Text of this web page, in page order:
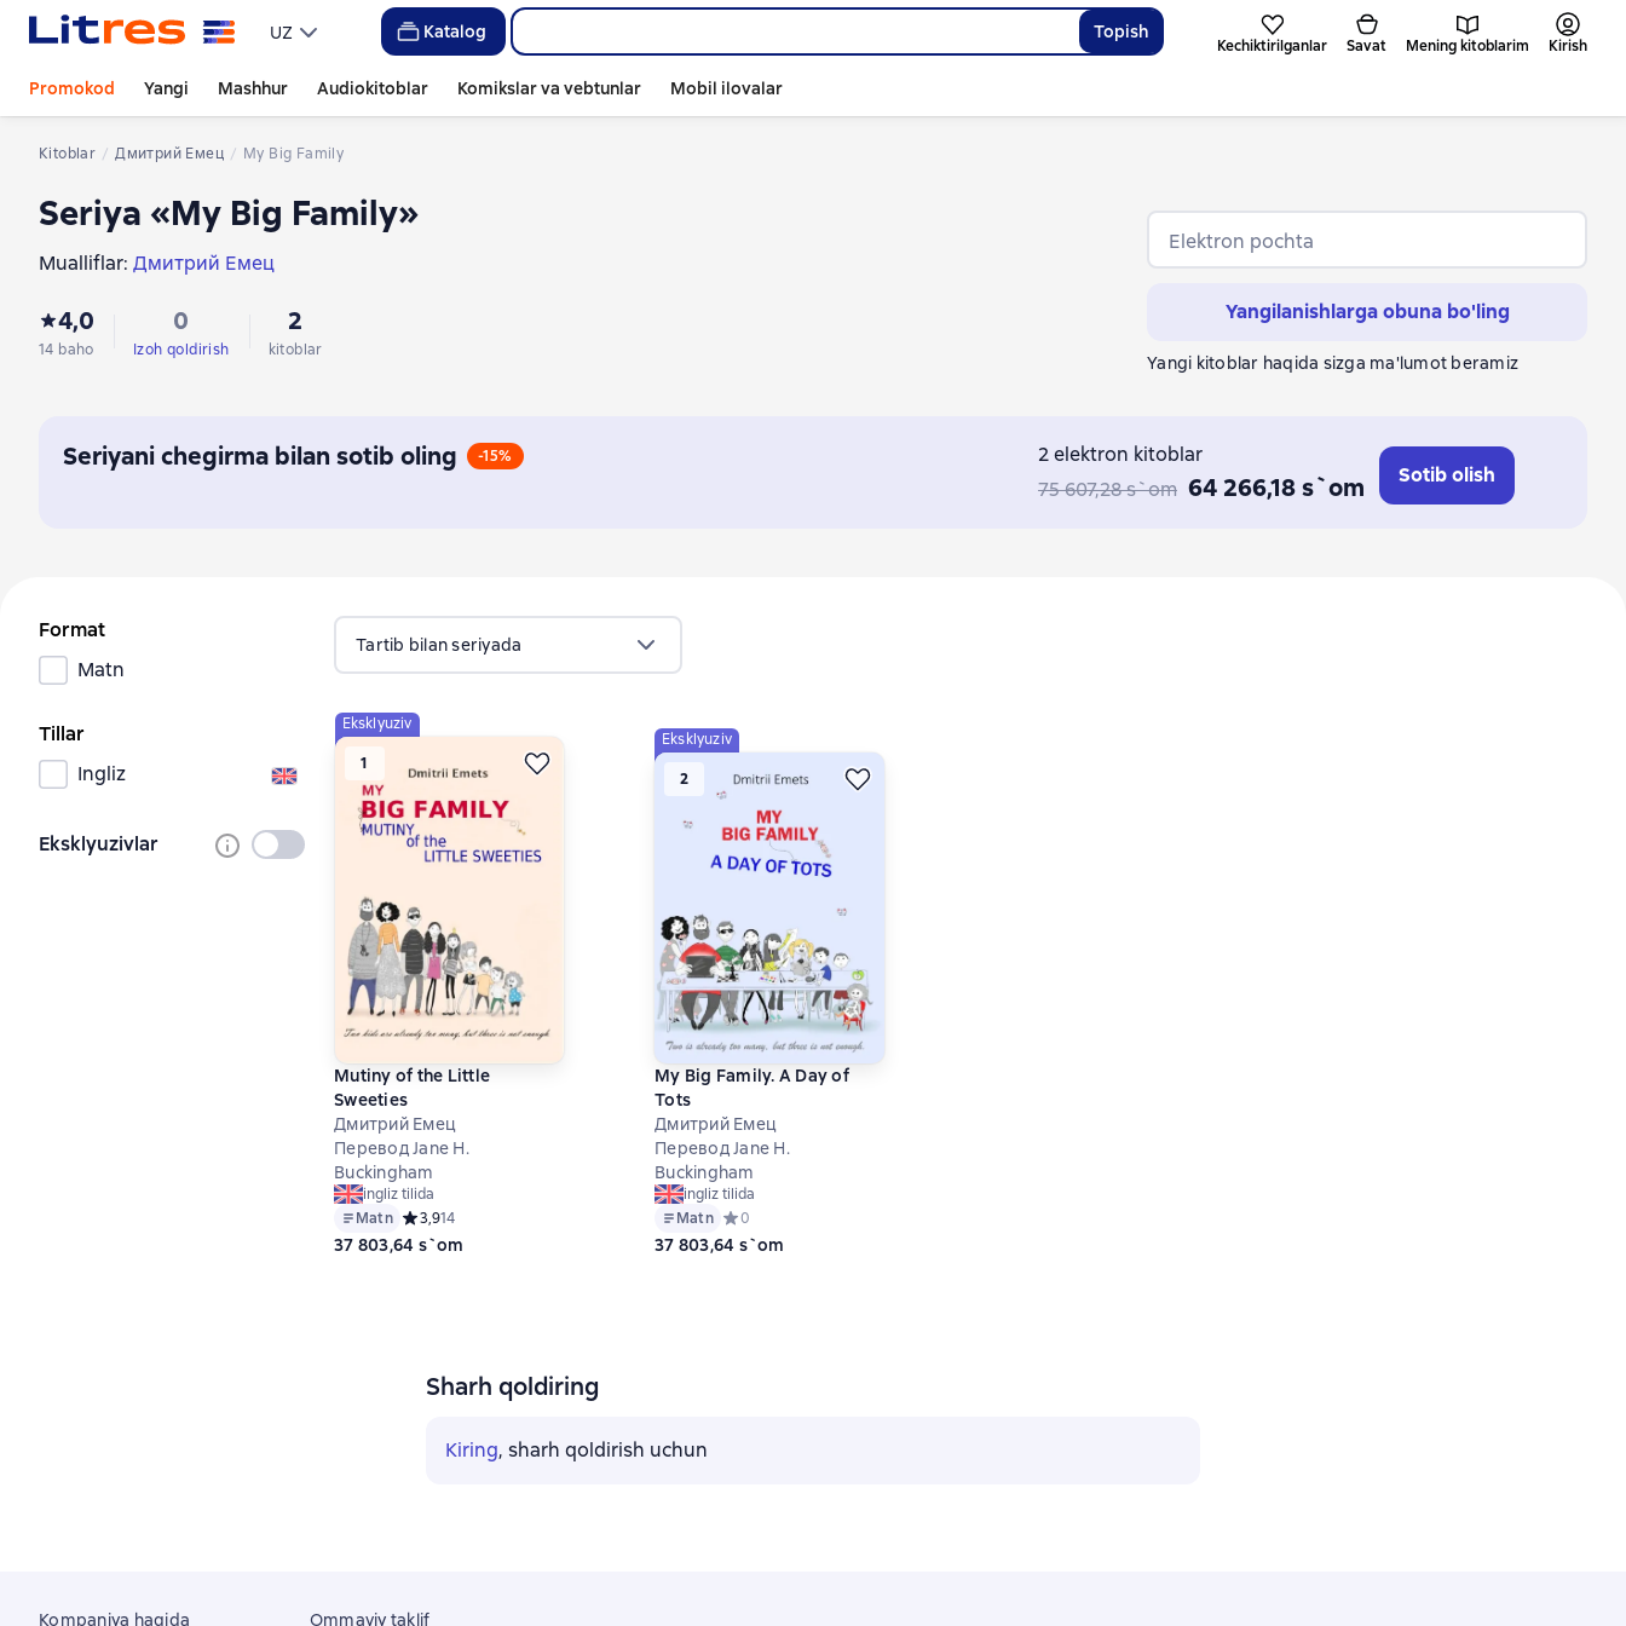
UZ Katalog Topish
Kechiktirilganlar Savat Mening kitoblarim Kirish
Promokod Yangi Mashhur Audiokitoblar Komikslar va vebtunlar Mobil ilovalar
Kitoblar Дмитрий Емец My Big Family
Seriya «My Big Family»
Mualliflar: Дмитрий Емец
4,0
14 baho
0
Izoh qoldirish
2
kitoblar
Elektron pochta
Yangilanishlarga obuna bo'ling
Yangi kitoblar haqida sizga ma'lumot beramiz
Seriyani chegirma bilan sotib oling -15%
2 elektron kitoblar
75 607,28 s`om 64 266,18 s`om Sotib olish
Format
Matn
Tillar
Ingliz
Eksklyuzivlar Tanlanmagan
Tartib bilan seriyada
Eksklyuziv
1
Mutiny of the Little
Sweeties
Дмитрий Емец
Перевод Jane H.
Buckingham
ingliz tilida
Matn Средний рейтинг 3,9 на основе 14 оценок
3,914
37 803,64 s`om
Eksklyuziv
2
My Big Family. A Day of
Tots
Дмитрий Емец
Перевод Jane H.
Buckingham
ingliz tilida
Matn Средний рейтинг 0 на основе 0 оценок
0
37 803,64 s`om
Sharh qoldiring
Kiring, sharh qoldirish uchun
Kompaniya haqida Ommaviy taklif